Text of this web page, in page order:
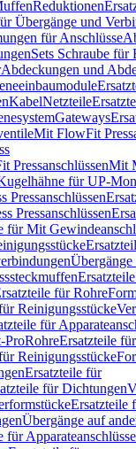
Reduktionen
Übergänge und
für Anschlüsse
Sets Schraube für
Abdeckungen und
KabelNetzteile
Gateways
Mit FlowFit
PressanschlüssenMit
für UP-
Pressanschlüssen
Pressanschlüssen
für Mit
für Rohre
Reinigungsstücke
für
ProRohreErsatzteile
Reinigungsstücke
Ersatzteile für
für Dichtungen
Ersatzteile
Übergänge auf
für Apparateanschlüsse